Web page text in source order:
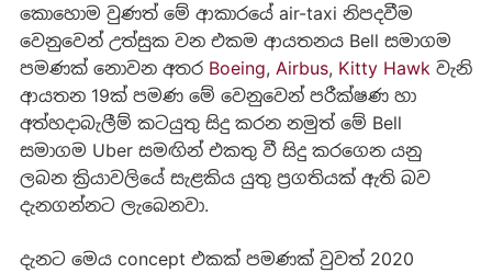
කොහොම වුණත් මේ ආකාරයේ air-taxi නිපදවීම
වෙනුවෙන් උත්සුක වන එකම ආයතනය Bell සමාගම
පමණක් නොවන අතර Boeing, Airbus, Kitty Hawk වැනි
ආයතන 19ක් පමණ මේ වෙනුවෙන් පරීක්ෂණ හා
අත්හදාබැලීම් කටයුතු සිදු කරන නමුත් මේ Bell
සමාගම Uber සමඟින් එකතු වී සිදු කරගෙන යනු
ලබන ක්‍රියාවලියේ සැළකිය යුතු ප්‍රගතියක් ඇති බව
දැනගන්නට ලැබෙනවා.
දැනට මෙය concept එකක් පමණක් වුවත් 2020